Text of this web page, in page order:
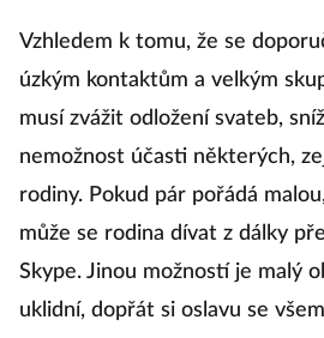
Vzhledem k tomu, že se
úzkým kontaktům a velkým
musí zvážit odložení svateb,
nemožnost účasti některých,
rodiny. Pokud pár pořádá
může se rodina dívat z dálky
Skype. Jinou možností je malý
uklidní, dopřát si oslavu se